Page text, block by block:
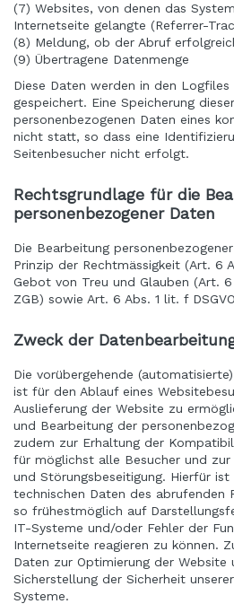
(7) Websites, von denen das
Internetseite gelangte (Referrer-
(8) Meldung, ob der Abruf
(9) Übertragene Datenmenge
Diese Daten werden in den Logfiles
gespeichert. Eine Speicherung
personenbezogenen Daten eines
nicht statt, so dass eine
Seitenbesucher nicht erfolgt.
Rechtsgrundlage für die
personenbezogener Daten
Die Bearbeitung
Prinzip der Rechtmässigkeit (Art. 6
Gebot von Treu und Glauben (Art.
ZGB) sowie Art. 6 Abs. 1 lit. f
Zweck der
Die vorübergehende
ist für den Ablauf eines
Auslieferung der Website zu
und Bearbeitung der
zudem zur Erhaltung der
für möglichst alle Besucher und zur
und Störungsbeseitigung. Hierfür
technischen Daten des abrufenden
so frühestmöglich auf
IT-Systeme und/oder Fehler der
Internetseite reagieren zu können.
Daten zur Optimierung der Website
Sicherstellung der Sicherheit
Systeme.